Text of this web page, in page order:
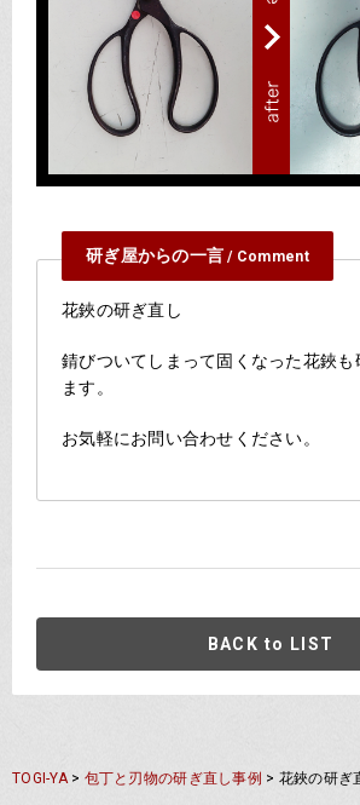
研ぎ屋からの一言/ Comment
花鋏の研ぎ直し
錆びついてしまって固くなった花鋏も
ます。
お気軽にお問い合わせください。
BACK to LIST
TOGI-YA> 包丁と刃物の研ぎ直し事例 > 花鋏の研ぎ